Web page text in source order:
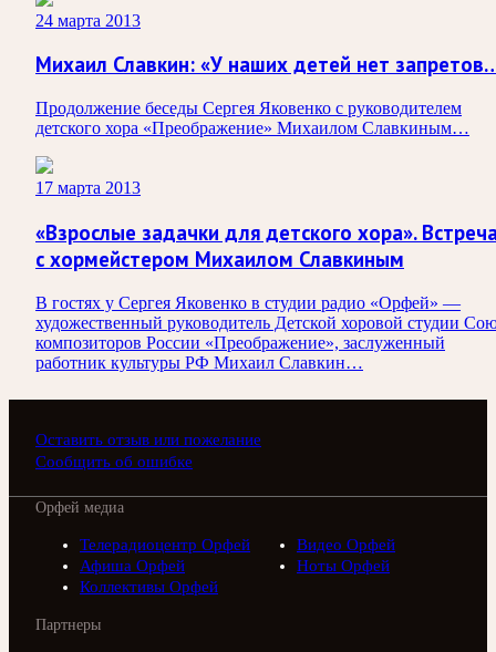
24 марта 2013
Михаил Славкин: «У наших детей нет
Продолжение беседы Сергея Яковенко с руководителем
детского хора «Преображение» Михаилом Славкиным…
17 марта 2013
«Взрослые задачки для детского хора».
с хормейстером Михаилом Славкиным
В гостях у Сергея Яковенко в студии радио «Орфей» —
художественный руководитель Детской хоровой студии
композиторов России «Преображение», заслуженный
работник культуры РФ Михаил Славкин…
Оставить отзыв или пожелание
Сообщить об ошибке
Орфей медиа
Телерадиоцентр Орфей
Видео Орфей
Афиша Орфей
Ноты Орфей
Коллективы Орфей
Партнеры